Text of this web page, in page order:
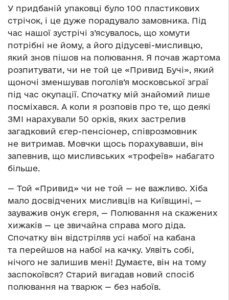
У придбаній упаковці було 100 пластикових
стрічок, і це дуже порадувало замовника. Під
час нашої зустрічі з’ясувалось, що хомути
потрібні не йому, а його дідусеві-мисливцю,
який знов пішов на полювання. Я почав жартома
розпитувати, чи не той це «Привид Бучі», який
щоночі зменшував поголів’я московської зграї
під час окупації. Спочатку мій знайомий лише
посміхався. А коли я розповів про те, що деякі
ЗМІ нарахували 50 орків, яких застрелив
загадковий єгер-пенсіонер, співрозмовник
не витримав. Мовчки щось порахувавши, він
запевнив, що мисливських «трофеїв» набагато
більше.
— Той «Привид» чи не той — не важливо. Хіба
мало досвідчених мисливців на Київщині, —
зауважив онук єгеря, — Полювання на скажених
хижаків — це звичайна справа мого діда.
Спочатку він відстріляв усі набої на кабана
та перейшов на набої на качку. Уявіть собі,
нічого не залишив мені! Думаєте, він на тому
заспокоївся? Старий вигадав новий спосіб
полювання на тварюк — без набоїв.